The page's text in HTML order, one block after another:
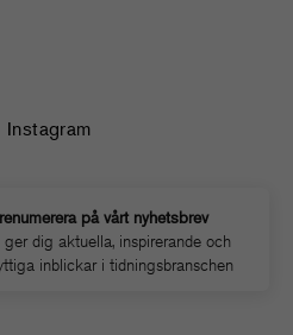
på vårt nyhetsbrev
ger dig aktuella, inspirerande och
inblickar i tidningsbranschen
Instagram